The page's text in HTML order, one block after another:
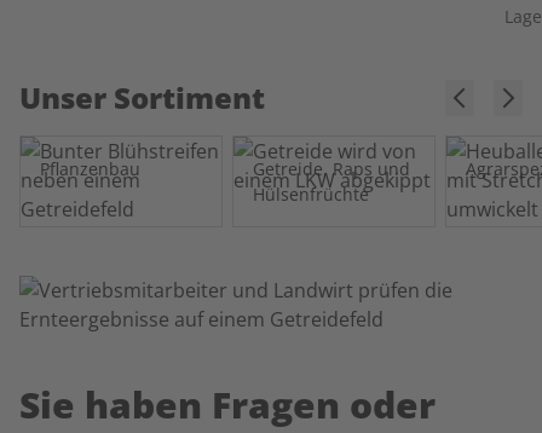
Unser Sortiment
Pflanzenbau
Getreide, Raps und
Hülsenfrüchte
Sie haben Fragen oder